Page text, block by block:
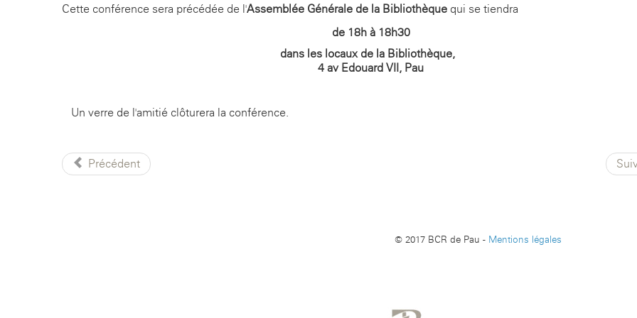
Cette conférence sera précédée de l'Assemblée Générale de la Bibliothèque qui se tiendra
de 18h à 18h30
dans les locaux de la Bibliothèque,
4 av Edouard VII, Pau
Un verre de l'amitié clôturera la conférence.
Précédent
© 2017 BCR de Pau - Mentions légales